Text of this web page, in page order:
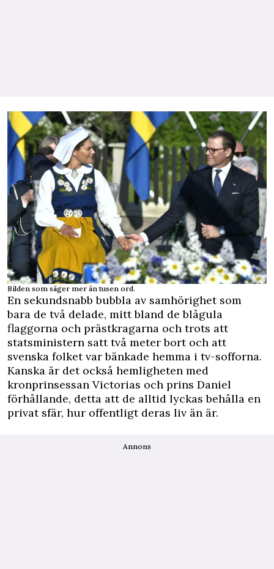
Bilden som säger mer än tusen ord.
En sekundsnabb bubbla av samhörighet som
bara de två delade, mitt bland de blågula
flaggorna och prästkragarna och trots att
statsministern satt två meter bort och att
svenska folket var bänkade hemma i tv-sofforna.
Kanska är det också hemligheten med
kronprinsessan Victorias och prins Daniel
förhållande, detta att de alltid lyckas behålla en
privat sfär, hur offentligt deras liv än är.
Annons